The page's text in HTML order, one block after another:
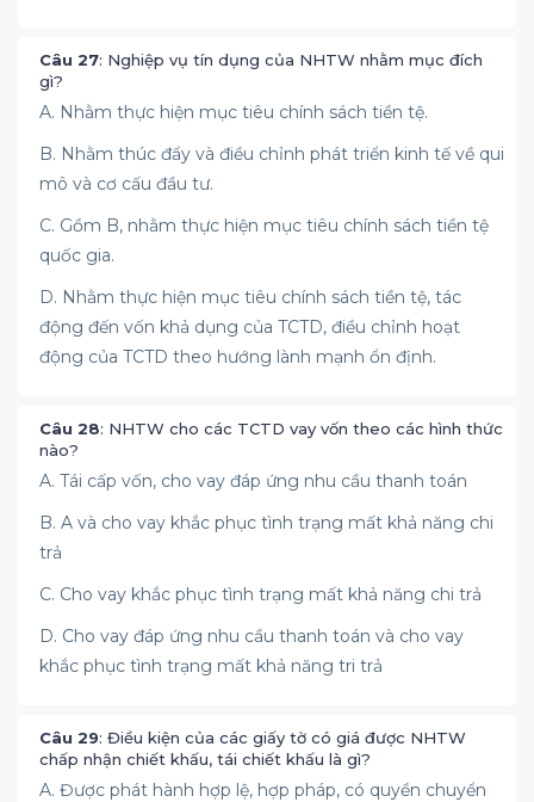
Câu 27: Nghiệp vụ tín dụng của NHTW nhằm mục đích
gì?
A. Nhằm thực hiện mục tiêu chính sách tiền tệ.
B. Nhằm thúc đẩy và điều chỉnh phát triển kinh tế về qui
mô và cơ cấu đầu tư.
C. Gồm B, nhằm thực hiện mục tiêu chính sách tiền tệ
quốc gia.
D. Nhằm thực hiện mục tiêu chính sách tiền tệ, tác
động đến vốn khả dụng của TCTD, điều chỉnh hoạt
động của TCTD theo hướng lành mạnh ổn định.
Câu 28: NHTW cho các TCTD vay vốn theo các hình thức
nào?
A. Tái cấp vốn, cho vay đáp ứng nhu cầu thanh toán
B. A và cho vay khắc phục tình trạng mất khả năng chi
trả
C. Cho vay khắc phục tình trạng mất khả năng chi trả
D. Cho vay đáp ứng nhu cầu thanh toán và cho vay
khắc phục tình trạng mất khả năng tri trả
Câu 29: Điều kiện của các giấy tờ có giá được NHTW
chấp nhận chiết khấu, tái chiết khấu là gì?
A. Được phát hành hợp lệ, hợp pháp, có quyền chuyển